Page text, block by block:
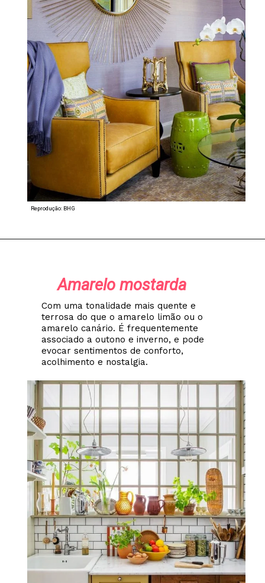
Reprodução: BHG
Com uma tonalidade mais quente e
terrosa do que o amarelo limão ou o
amarelo canário. É frequentemente
associado a outono e inverno, e pode
evocar sentimentos de conforto,
acolhimento e nostalgia.
Amarelo mostarda